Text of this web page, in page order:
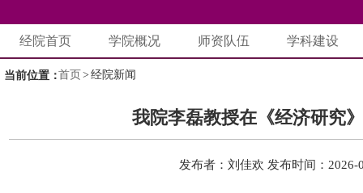
经院首页 学院概况 师资队伍 学科建设
当前位置：首页 > 经院新闻
我院李磊教授在《经济研究
发布者：刘佳欢 发布时间：2026-